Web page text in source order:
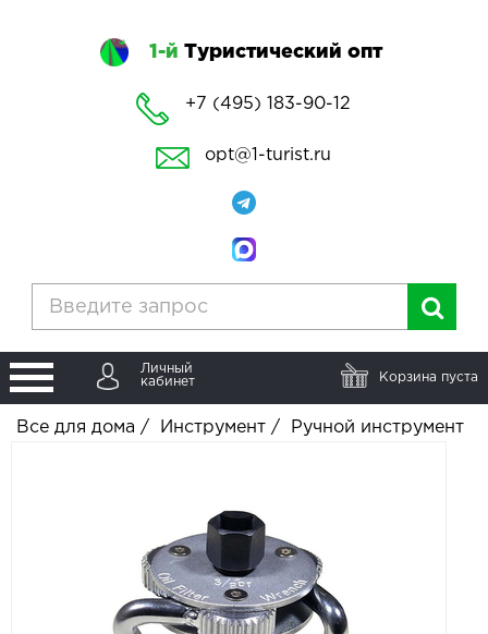
1-й Туристический опт
+7 (495) 183-90-12
opt@1-turist.ru
Личный
кабинет
Корзина пуста
Все для дома / Инструмент / Ручной инструмент